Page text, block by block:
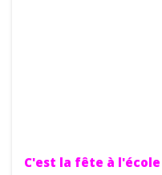
C'est la fête à